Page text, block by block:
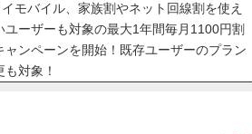
イモバイル、家族割やネット回線割を使え
ユーザーも対象の最大1年間毎月1100円割
ャンペーンを開始！既存ユーザーのプラン
も対象！